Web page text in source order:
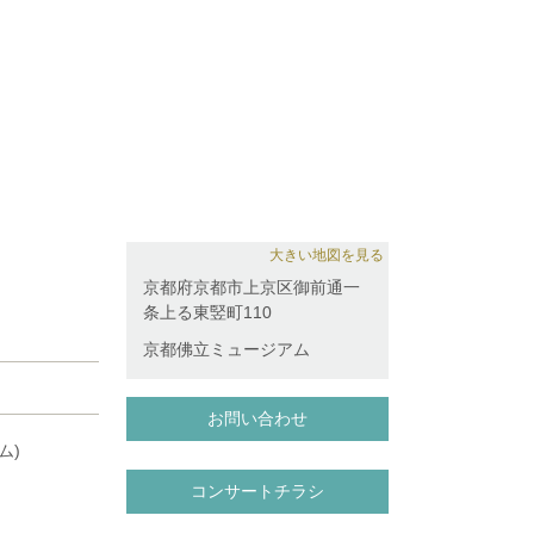
大きい地図を見る
京都府京都市上京区御前通一
条上る東竪町110
京都佛立ミュージアム
お問い合わせ
コンサートチラシ